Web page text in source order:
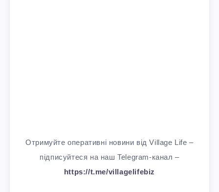
Отримуйте оперативні новини від Village Life –
підписуйтеся на наш Telegram-канал –
https://t.me/villagelifebiz